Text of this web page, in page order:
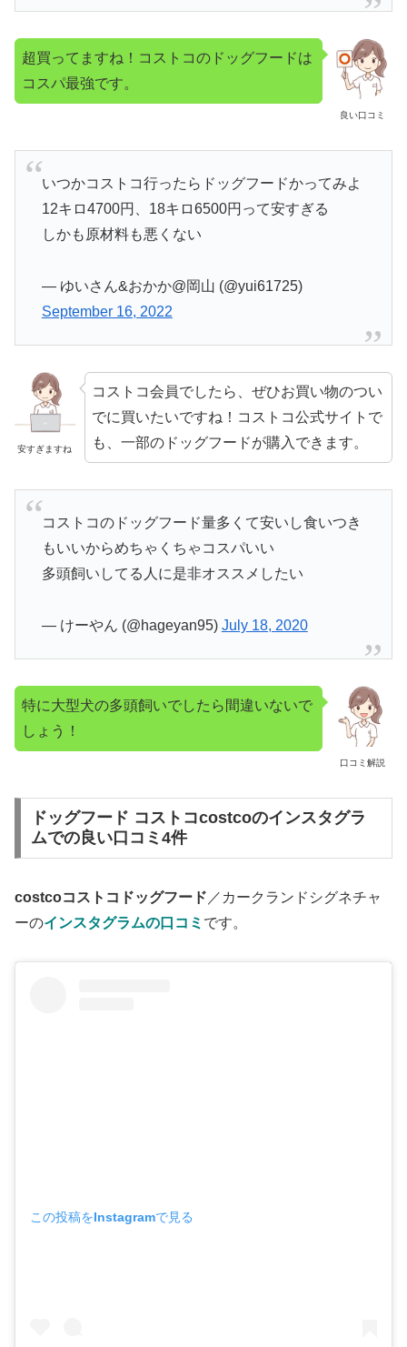
良い口コミ
超買ってますね！コストコのドッグフードは
コスパ最強です。
いつかコストコ行ったらドッグフードかってみよ
12キロ4700円、18キロ6500円って安すぎる
しかも原材料も悪くない
— ゆいさん&おかか@岡山 (@yui61725)
September 16, 2022
安すぎますね
コストコ会員でしたら、ぜひお買い物のつい
でに買いたいですね！コストコ公式サイトで
も、一部のドッグフードが購入できます。
コストコのドッグフード量多くて安いし食いつき
もいいからめちゃくちゃコスパいい
多頭飼いしてる人に是非オススメしたい
— けーやん (@hageyan95) July 18, 2020
口コミ解説
特に大型犬の多頭飼いでしたら間違いないで
しょう！
ドッグフード コストコcostcoのインスタグラ
ムでの良い口コミ4件
costcoコストコドッグフード ／カークランドシグネチャ
ーのインスタグラムの口コミ です。
この投稿をInstagramで見る